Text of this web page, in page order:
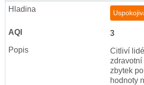
3
Citliví
zdravotní
zbytek
hodnoty